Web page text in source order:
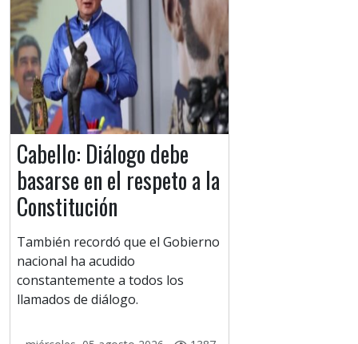
Cabello: Diálogo debe
basarse en el respeto a la
Constitución
También recordó que el Gobierno
nacional ha acudido
constantemente a todos los
llamados de diálogo.